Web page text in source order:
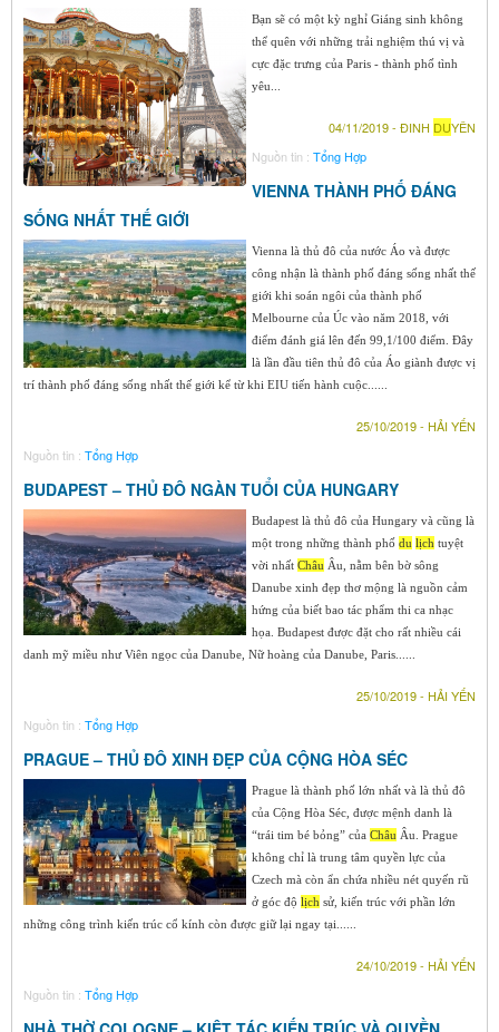
Bạn sẽ có một kỳ nghỉ Giáng sinh không
thể quên với những trải nghiệm thú vị và
cực đặc trưng của Paris - thành phố tình
yêu...
04/11/2019 - ĐINH DUYÊN
Nguồn tin : Tổng Hợp
VIENNA THÀNH PHỐ ĐÁNG
SỐNG NHẤT THẾ GIỚI
Vienna là thủ đô của nước Áo và được
công nhận là thành phố đáng sống nhất thế
giới khi soán ngôi của thành phố
Melbourne của Úc vào năm 2018, với
điểm đánh giá lên đến 99,1/100 điểm. Đây
là lần đầu tiên thủ đô của Áo giành được vị
trí thành phố đáng sống nhất thế giới kể từ khi EIU tiến hành cuộc......
25/10/2019 - HẢI YẾN
Nguồn tin : Tổng Hợp
BUDAPEST – THỦ ĐÔ NGÀN TUỔI CỦA HUNGARY
Budapest là thủ đô của Hungary và cũng là
một trong những thành phố du lịch tuyệt
vời nhất Châu Âu, nằm bên bờ sông
Danube xinh đẹp thơ mộng là nguồn cảm
hứng của biết bao tác phẩm thi ca nhạc
họa. Budapest được đặt cho rất nhiều cái
danh mỹ miều như Viên ngọc của Danube, Nữ hoàng của Danube, Paris......
25/10/2019 - HẢI YẾN
Nguồn tin : Tổng Hợp
PRAGUE – THỦ ĐÔ XINH ĐẸP CỦA CỘNG HÒA SÉC
Prague là thành phố lớn nhất và là thủ đô
của Cộng Hòa Séc, được mệnh danh là
“trái tim bé bỏng” của Châu Âu. Prague
không chỉ là trung tâm quyền lực của
Czech mà còn ẩn chứa nhiều nét quyến rũ
ở góc độ lịch sử, kiến trúc với phần lớn
những công trình kiến trúc cổ kính còn được giữ lại ngay tại......
24/10/2019 - HẢI YẾN
Nguồn tin : Tổng Hợp